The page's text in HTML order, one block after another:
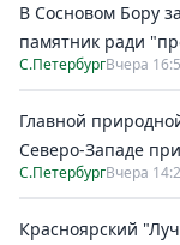
В Сосновом Бору
памятник ради
С.ПетербургВчера
Главной
Северо-Западе
С.ПетербургВчера
Красноярский